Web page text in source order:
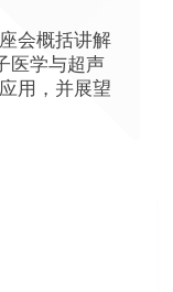
会概括讲解
医学与超声
用，并展望